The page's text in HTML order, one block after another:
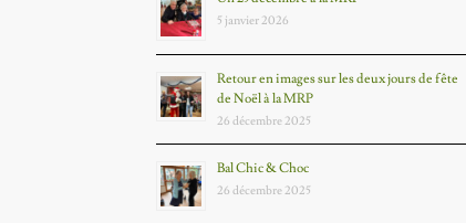
5 janvier 2026
Retour en images sur les deux jours de fête
de Noël à la MRP
26 décembre 2025
Bal Chic & Choc
26 décembre 2025